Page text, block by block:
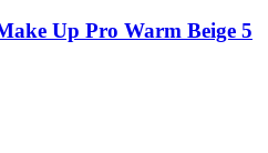
Up Pro Warm Beige 5